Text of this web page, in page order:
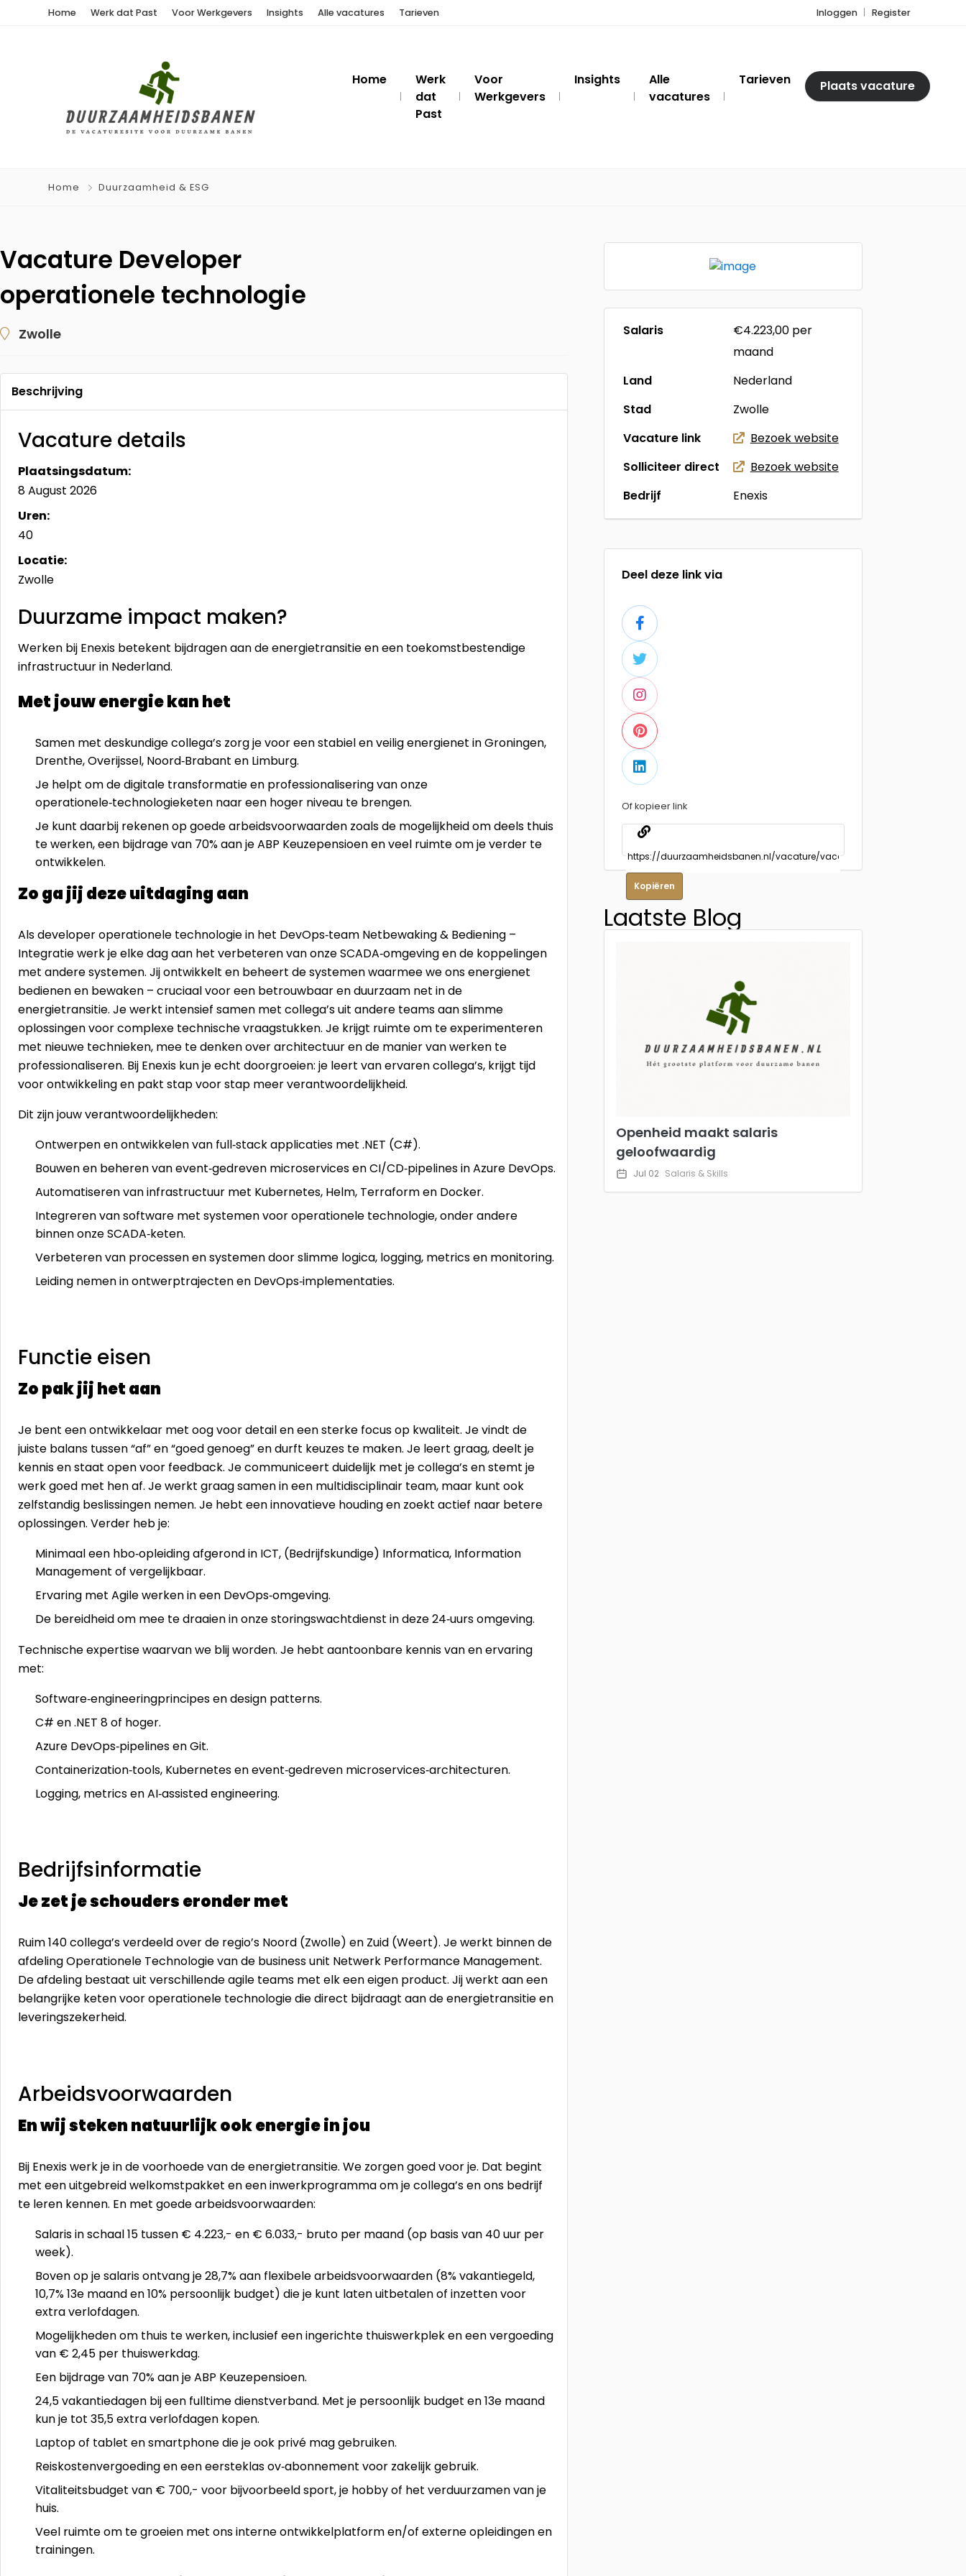
Home Werk dat Past Voor Werkgevers Insights Alle vacatures Tarieven Inloggen Register
Home
Werk
dat
Past
Voor
Werkgevers
Insights
Alle
vacatures
Tarieven Plaats vacature
Home Duurzaamheid & ESG
Vacature Developer
operationele technologie
Zwolle
Beschrijving
Vacature details
Plaatsingsdatum:
8 August 2026
Uren:
40
Locatie:
Zwolle
Duurzame impact maken?
Werken bij Enexis betekent bijdragen aan de energietransitie en een toekomstbestendige
infrastructuur in Nederland.
Met jouw energie kan het
Samen met deskundige collega’s zorg je voor een stabiel en veilig energienet in Groningen,
Drenthe, Overijssel, Noord‑Brabant en Limburg.
Je helpt om de digitale transformatie en professionalisering van onze
operationele‑technologieketen naar een hoger niveau te brengen.
Je kunt daarbij rekenen op goede arbeidsvoorwaarden zoals de mogelijkheid om deels thuis
te werken, een bijdrage van 70% aan je ABP Keuzepensioen en veel ruimte om je verder te
ontwikkelen.
Zo ga jij deze uitdaging aan
Als developer operationele technologie in het DevOps‑team Netbewaking & Bediening –
Integratie werk je elke dag aan het verbeteren van onze SCADA‑omgeving en de koppelingen
met andere systemen. Jij ontwikkelt en beheert de systemen waarmee we ons energienet
bedienen en bewaken – cruciaal voor een betrouwbaar en duurzaam net in de
energietransitie. Je werkt intensief samen met collega’s uit andere teams aan slimme
oplossingen voor complexe technische vraagstukken. Je krijgt ruimte om te experimenteren
met nieuwe technieken, mee te denken over architectuur en de manier van werken te
professionaliseren. Bij Enexis kun je echt doorgroeien: je leert van ervaren collega’s, krijgt tijd
voor ontwikkeling en pakt stap voor stap meer verantwoordelijkheid.
Dit zijn jouw verantwoordelijkheden:
Ontwerpen en ontwikkelen van full‑stack applicaties met .NET (C#).
Bouwen en beheren van event‑gedreven microservices en CI/CD‑pipelines in Azure DevOps.
Automatiseren van infrastructuur met Kubernetes, Helm, Terraform en Docker.
Integreren van software met systemen voor operationele technologie, onder andere
binnen onze SCADA‑keten.
Verbeteren van processen en systemen door slimme logica, logging, metrics en monitoring.
Leiding nemen in ontwerptrajecten en DevOps‑implementaties.
Functie eisen
Zo pak jij het aan
Je bent een ontwikkelaar met oog voor detail en een sterke focus op kwaliteit. Je vindt de
juiste balans tussen “af” en “goed genoeg” en durft keuzes te maken. Je leert graag, deelt je
kennis en staat open voor feedback. Je communiceert duidelijk met je collega’s en stemt je
werk goed met hen af. Je werkt graag samen in een multidisciplinair team, maar kunt ook
zelfstandig beslissingen nemen. Je hebt een innovatieve houding en zoekt actief naar betere
oplossingen. Verder heb je:
Minimaal een hbo‑opleiding afgerond in ICT, (Bedrijfskundige) Informatica, Information
Management of vergelijkbaar.
Ervaring met Agile werken in een DevOps‑omgeving.
De bereidheid om mee te draaien in onze storingswachtdienst in deze 24‑uurs omgeving.
Technische expertise waarvan we blij worden. Je hebt aantoonbare kennis van en ervaring
met:
Software‑engineeringprincipes en design patterns.
C# en .NET 8 of hoger.
Azure DevOps‑pipelines en Git.
Containerization‑tools, Kubernetes en event‑gedreven microservices‑architecturen.
Logging, metrics en AI‑assisted engineering.
Bedrijfsinformatie
Je zet je schouders eronder met
Ruim 140 collega’s verdeeld over de regio’s Noord (Zwolle) en Zuid (Weert). Je werkt binnen de
afdeling Operationele Technologie van de business unit Netwerk Performance Management.
De afdeling bestaat uit verschillende agile teams met elk een eigen product. Jij werkt aan een
belangrijke keten voor operationele technologie die direct bijdraagt aan de energietransitie en
leveringszekerheid.
Arbeidsvoorwaarden
En wij steken natuurlijk ook energie in jou
Bij Enexis werk je in de voorhoede van de energietransitie. We zorgen goed voor je. Dat begint
met een uitgebreid welkomstpakket en een inwerkprogramma om je collega’s en ons bedrijf
te leren kennen. En met goede arbeidsvoorwaarden:
Salaris in schaal 15 tussen € 4.223,- en € 6.033,- bruto per maand (op basis van 40 uur per
week).
Boven op je salaris ontvang je 28,7% aan flexibele arbeidsvoorwaarden (8% vakantiegeld,
10,7% 13e maand en 10% persoonlijk budget) die je kunt laten uitbetalen of inzetten voor
extra verlofdagen.
Mogelijkheden om thuis te werken, inclusief een ingerichte thuiswerkplek en een vergoeding
van € 2,45 per thuiswerkdag.
Een bijdrage van 70% aan je ABP Keuzepensioen.
24,5 vakantiedagen bij een fulltime dienstverband. Met je persoonlijk budget en 13e maand
kun je tot 35,5 extra verlofdagen kopen.
Laptop of tablet en smartphone die je ook privé mag gebruiken.
Reiskostenvergoeding en een eersteklas ov‑abonnement voor zakelijk gebruik.
Vitaliteitsbudget van € 700,- voor bijvoorbeeld sport, je hobby of het verduurzamen van je
huis.
Veel ruimte om te groeien met ons interne ontwikkelplatform en/of externe opleidingen en
trainingen.
Salaris €4.223,00per
maand
Land
Nederland
Stad
Zwolle
Vacature link
Bezoek website
Solliciteer direct
Bezoek website
Bedrijf
Enexis
Deel deze link via
Of kopieer link
Kopiëren
Laatste Blog
Openheid maakt salaris
geloofwaardig
Jul 02 Salaris & Skills